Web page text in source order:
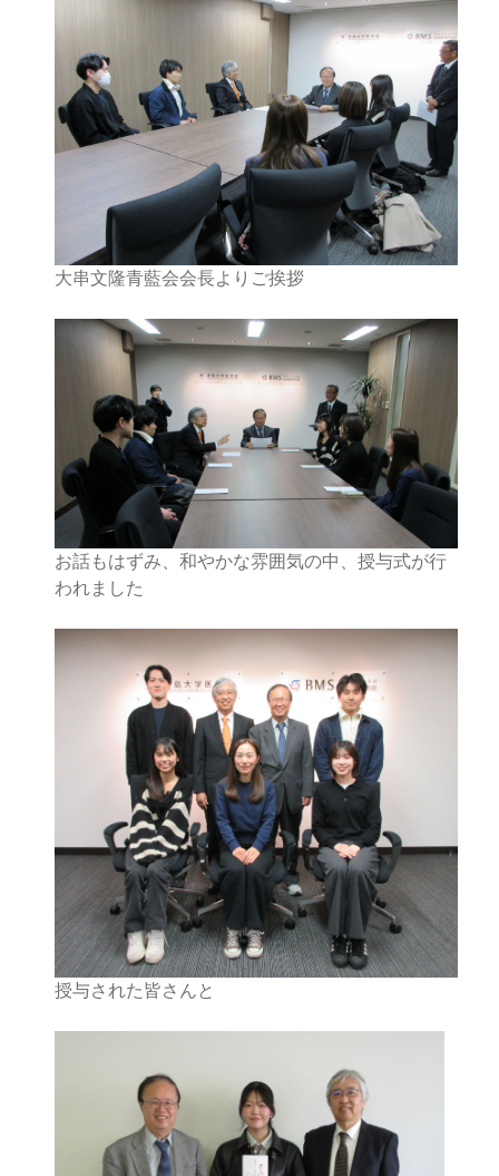
大串文隆青藍会会長よりご挨拶
お話もはずみ、和やかな雰囲気の中、授与式が行
われました
授与された皆さんと